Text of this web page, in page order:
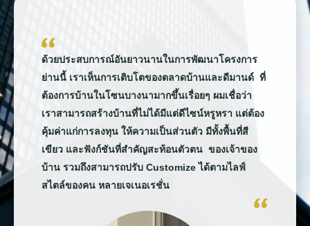
ด้วยประสบการณ์อันยาวนานในการพัฒนาโครงการ
ย่านนี้ เราเห็นการเติบโตของตลาดบ้านและดีมานด์ ที่
ต้องการบ้านในโซนบางนามากขึ้นเรื่อยๆ ผมเชื่อว่า
เราสามารถสร้างบ้านที่ไม่ได้มีแต่ดีไซน์หรูหรา แต่ต้อง
คุ้มค่าแก่การลงทุน ให้ความเป็นส่วนตัว มีทั้งพื้นที่สี
เขียว และฟังก์ชันที่สำคัญสะท้อนตัวตน ของเจ้าของ
บ้าน รวมถึงสามารถปรับ Customize ได้ตามไลฟ์
สไตล์ของคน หลายเจเนอเรชั่น